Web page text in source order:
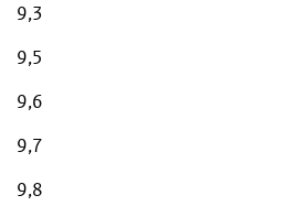
9,3
9,5
9,6
9,7
9,8